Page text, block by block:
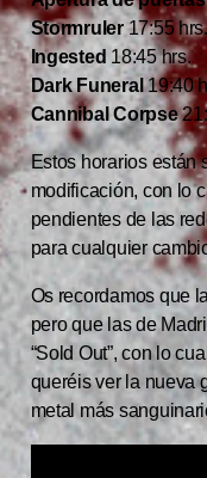
Stormruler17:55 hrs.
Ingested 18:45 hrs.
Dark Funeral19:40
Cannibal Corpse
Estos horarios están
modificación, con lo
pendientes de las
para cualquier
Os recordamos que
pero que las de
“Sold Out”, con lo
queréis ver la nueva
metal más